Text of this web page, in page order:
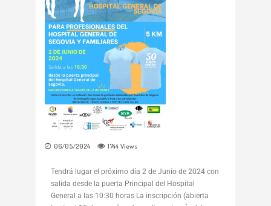
06/05/2024 1744 Views
Tendrá lugar el próximo día 2 de Junio de 2024 con
salida desde la puerta Principal del Hospital
General a las 10:30 horas La inscripción (abierta